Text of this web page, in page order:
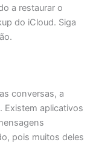
a restaurar o
do iCloud. Siga
conversas, a
Existem aplicativos
pois muitos deles